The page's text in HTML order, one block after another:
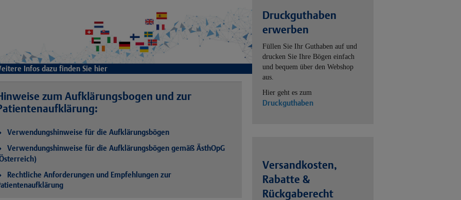
Infos dazu finden Sie hier
zum Aufklärungsbogen und zur
Verwendungshinweise für die Aufklärungsbögen
Verwendungshinweise für die Aufklärungsbögen gemäß ÄsthOpG
Rechtliche Anforderungen und Empfehlungen zur
Druckguthaben
erwerben
Füllen Sie Ihr Guthaben auf und
drucken Sie Ihre Bögen einfach
und bequem über den Webshop
aus.
Hier geht es zum
Druckguthaben
Versandkosten,
Rabatte &
Rückgaberecht